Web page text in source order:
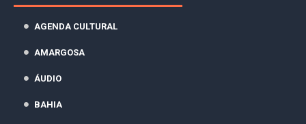
AGENDA CULTURAL
AMARGOSA
ÁUDIO
BAHIA